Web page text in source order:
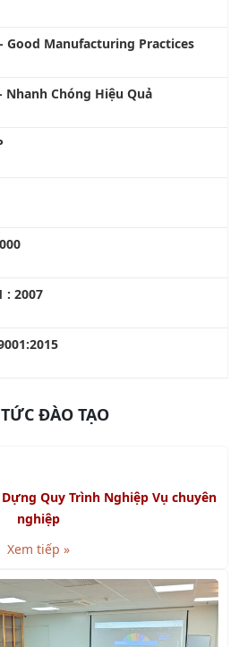
- Good Manufacturing Practices
Nhanh Chóng Hiệu Quả
: 2007